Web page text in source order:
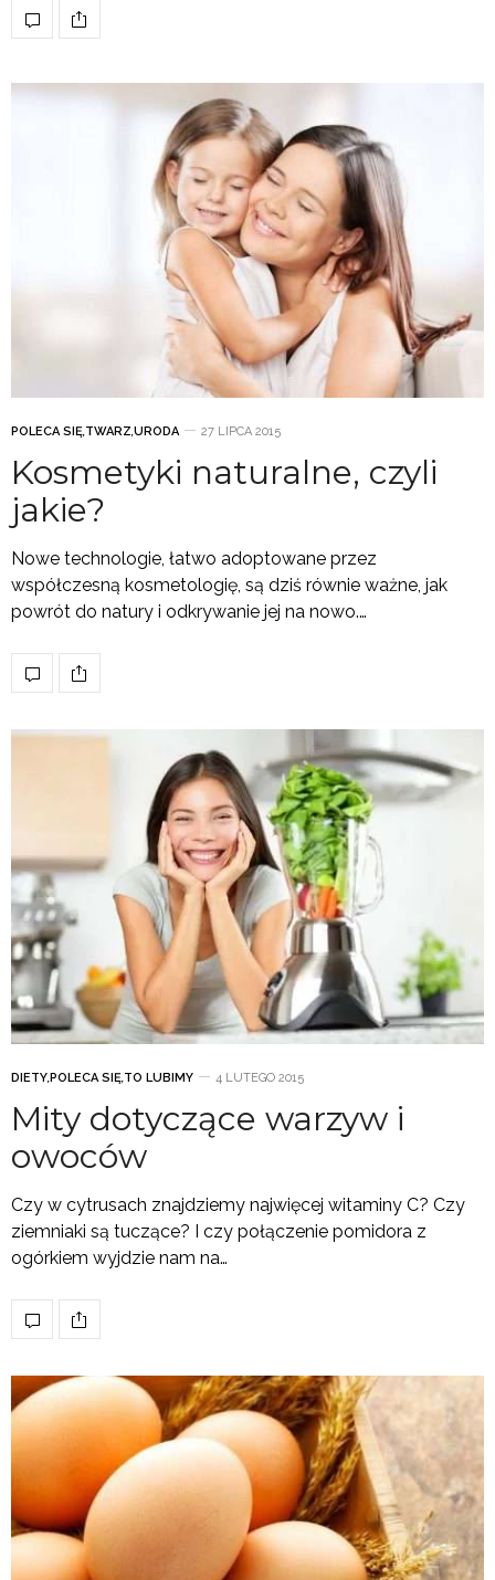
POLECA SIĘ,TWARZ,URODA 27 LIPCA 2015
Kosmetyki naturalne, czyli
jakie?
Nowe technologie, łatwo adoptowane przez
współczesną kosmetologię, są dziś równie ważne, jak
powrót do natury i odkrywanie jej na nowo.…
DIETY,POLECA SIĘ,TO LUBIMY 4 LUTEGO 2015
Mity dotyczące warzyw i
owoców
Czy w cytrusach znajdziemy najwięcej witaminy C? Czy
ziemniaki są tuczące? I czy połączenie pomidora z
ogórkiem wyjdzie nam na…